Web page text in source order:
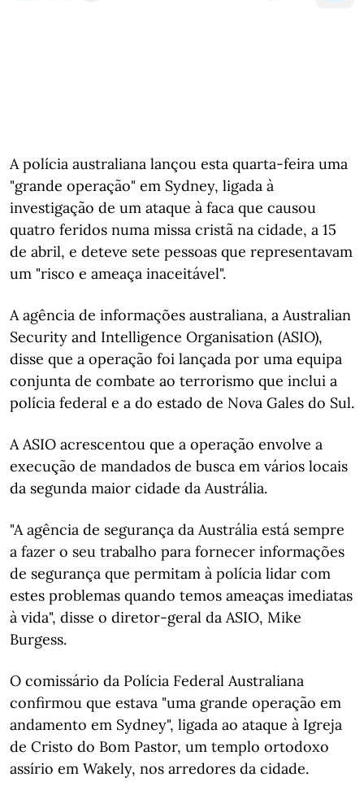
A polícia australiana lançou esta quarta-feira uma
"grande operação" em Sydney, ligada à
investigação de um ataque à faca que causou
quatro feridos numa missa cristã na cidade, a 15
de abril, e deteve sete pessoas que representavam
um "risco e ameaça inaceitável".
A agência de informações australiana, a Australian
Security and Intelligence Organisation (ASIO),
disse que a operação foi lançada por uma equipa
conjunta de combate ao terrorismo que inclui a
polícia federal e a do estado de Nova Gales do Sul.
A ASIO acrescentou que a operação envolve a
execução de mandados de busca em vários locais
da segunda maior cidade da Austrália.
"A agência de segurança da Austrália está sempre
a fazer o seu trabalho para fornecer informações
de segurança que permitam à polícia lidar com
estes problemas quando temos ameaças imediatas
à vida", disse o diretor-geral da ASIO, Mike
Burgess.
O comissário da Polícia Federal Australiana
confirmou que estava "uma grande operação em
andamento em Sydney", ligada ao ataque à Igreja
de Cristo do Bom Pastor, um templo ortodoxo
assírio em Wakely, nos arredores da cidade.